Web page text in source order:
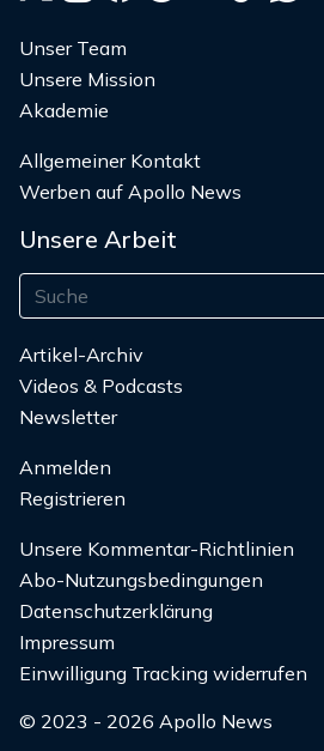
Unser Team
Unsere Mission
Akademie
Allgemeiner Kontakt
Werben auf Apollo News
Unsere Arbeit
Artikel-Archiv
Videos & Podcasts
Newsletter
Anmelden
Registrieren
Unsere Kommentar-Richtlinien
Abo-Nutzungsbedingungen
Datenschutzerklärung
Impressum
Einwilligung Tracking widerrufen
© 2023 - 2026 Apollo News